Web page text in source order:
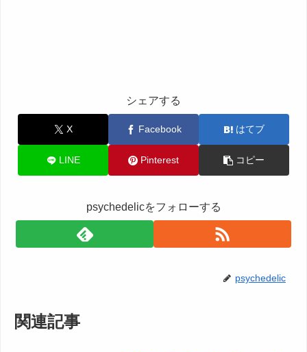
シェアする
X Facebook はてブ
LINE Pinterest コピー
psychedelicをフォローする
psychedelic
関連記事